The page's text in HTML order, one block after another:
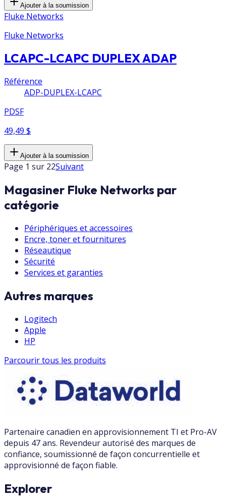
Ajouter à la soumission
Fluke Networks
Fluke Networks
LCAPC-LCAPC DUPLEX ADAP
Référence
ADP-DUPLEX-LCAPC
PDSF
49,49 $
Ajouter à la soumission
Page 1 sur 22Suivant
Magasiner Fluke Networks par
catégorie
Périphériques et accessoires
Encre, toner et fournitures
Réseautique
Sécurité
Services et garanties
Autres marques
Logitech
Apple
HP
Parcourir tous les produits
Partenaire canadien en approvisionnement TI et Pro-AV
depuis 47 ans. Revendeur autorisé des marques de
confiance, soumissionné de façon concurrentielle et
approvisionné de façon fiable.
Explorer